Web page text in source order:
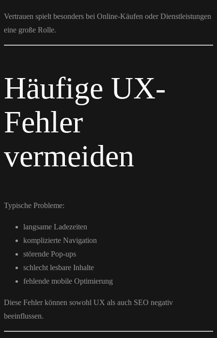
Vertrauen spielt besonders bei Online-Käufen oder Dienstleistungen
eine große Rolle.
Häufige UX-
Fehler
vermeiden
Typische Probleme:
langsame Ladezeiten
komplizierte Navigation
störende Pop-ups
schlecht lesbare Inhalte
fehlende mobile Optimierung
Diese Fehler können sowohl UX als auch SEO negativ
beeinflussen.